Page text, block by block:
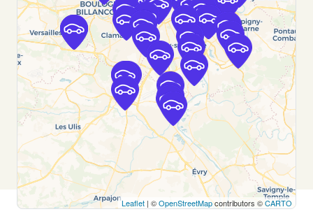
Voir l'agence
Free2Move Rent - TRUJAS PARIS SUD -
BOURG-LA-REINE (C)
3.8
12 BIS AVENUE DU GENERAL LECLERC
BOURG-LA-REINE, 92340
Voir l'agence
Free2move Rent - AUTO SPORT
DAUMESNIL - PARIS (P)
4.2
km
Leaflet | ©OpenStreetMapcontributors ©CARTO